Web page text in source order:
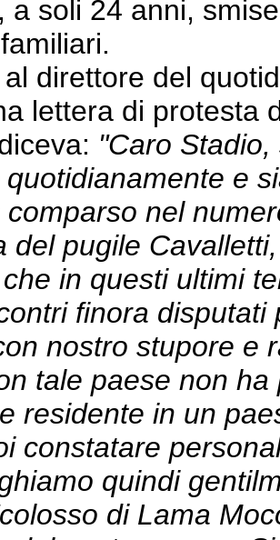
a soli 24 anni,
direttore del
lettera di protesta
"Caro
e
nel
del pugile
in questi ultimi
finora
nostro stupore e
tale paese non
residente in un
constatare
quindi
di Lama